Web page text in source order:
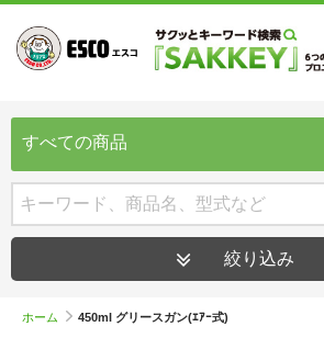
すべての商品
絞り込み
ホーム 450ml グリースガン(ｴｱｰ式)